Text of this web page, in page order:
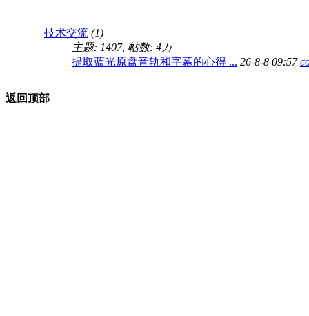
技术交流 (1)
主题: 1407, 帖数: 4万
提取蓝光原盘音轨和字幕的心得 ... 26-8-8 09:57
返回顶部